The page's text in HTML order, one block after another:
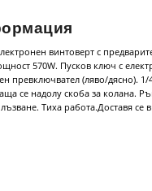
винтоверт с
570W. Пусков ключ с
превключвател (ляво/дясно). 1/
се надолу скоба за колана.
Тиха работа.Доставя се